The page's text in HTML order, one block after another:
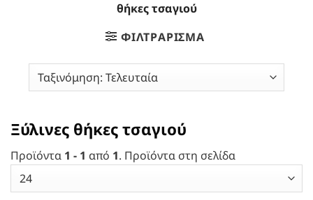
θήκες τσαγιού
ΦΙΛΤΡΆΡΙΣΜΑ
Ξύλινες θήκες τσαγιού
Προϊόντα 1 - 1 από 1. Προϊόντα στη σελίδα